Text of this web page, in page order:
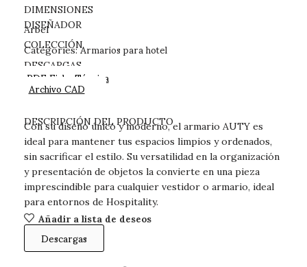
DESCRIPCIÓN DEL PRODUCTO
Con su diseño único y moderno, el armario AUTY es
ideal para mantener tus espacios limpios y ordenados,
sin sacrificar el estilo. Su versatilidad en la organización
y presentación de objetos la convierte en una pieza
imprescindible para cualquier vestidor o armario, ideal
para entornos de Hospitality.
Añadir a lista de deseos
Descargas
DIMENSIONES
DISEÑADOR
Arbel
COLECCIÓN
Categories:Armarios para hotel
DESCARGAS
PDF Ficha Técnica
Archivo CAD